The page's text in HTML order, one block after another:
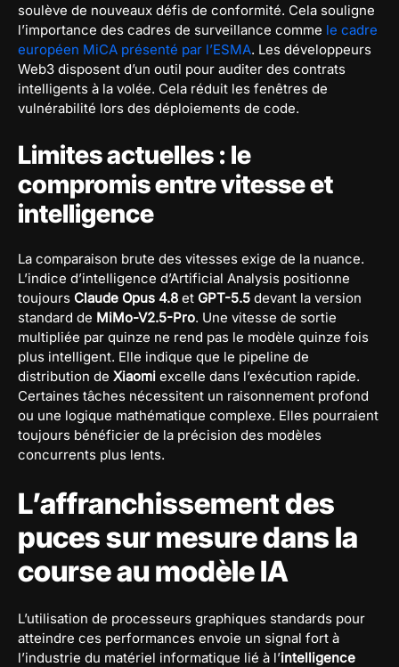
soulève de nouveaux défis de conformité. Cela souligne
l’importance des cadres de surveillance comme le cadre
européen MiCA présenté par l’ESMA. Les développeurs
Web3 disposent d’un outil pour auditer des contrats
intelligents à la volée. Cela réduit les fenêtres de
vulnérabilité lors des déploiements de code.
Limites actuelles : le
compromis entre vitesse et
intelligence
La comparaison brute des vitesses exige de la nuance.
L’indice d’intelligence d’Artificial Analysis positionne
toujours Claude Opus 4.8 et GPT-5.5 devant la version
standard de MiMo-V2.5-Pro. Une vitesse de sortie
multipliée par quinze ne rend pas le modèle quinze fois
plus intelligent. Elle indique que le pipeline de
distribution de Xiaomi excelle dans l’exécution rapide.
Certaines tâches nécessitent un raisonnement profond
ou une logique mathématique complexe. Elles pourraient
toujours bénéficier de la précision des modèles
concurrents plus lents.
L’affranchissement des
puces sur mesure dans la
course au modèle IA
L’utilisation de processeurs graphiques standards pour
atteindre ces performances envoie un signal fort à
l’industrie du matériel informatique lié à l’intelligence